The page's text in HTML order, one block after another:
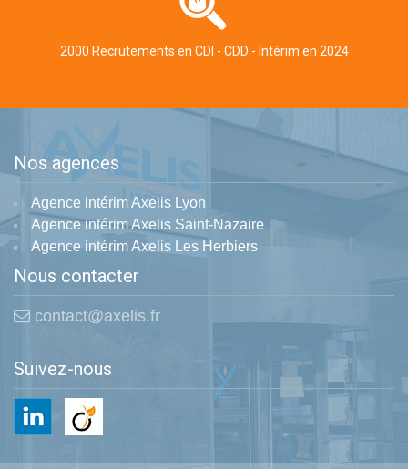
2000 Recrutements en CDI - CDD - Intérim en 2024
Nos agences
Agence intérim Axelis Lyon
Agence intérim Axelis Saint-Nazaire
Agence intérim Axelis Les Herbiers
Nous contacter
contact@axelis.fr
Suivez-nous